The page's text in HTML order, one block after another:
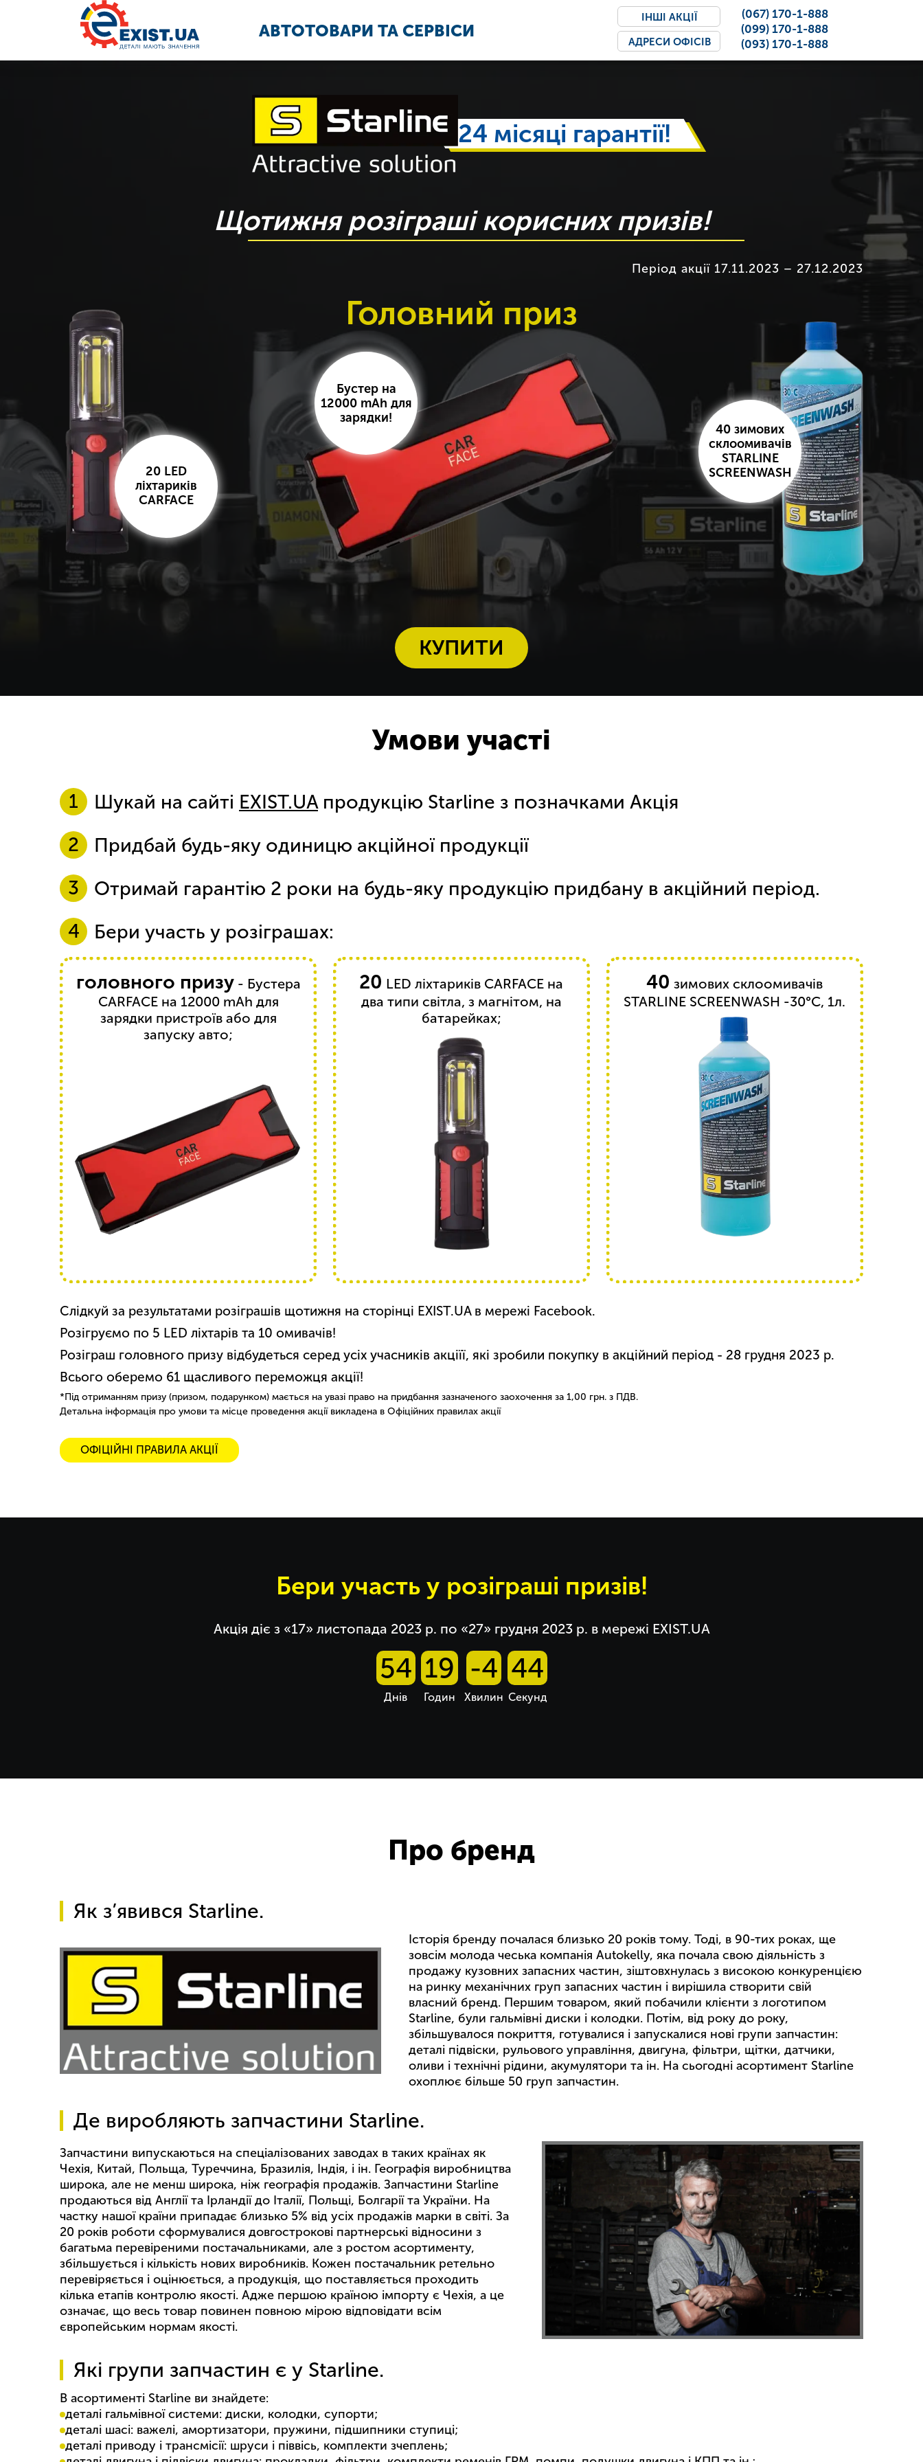
АВТОТОВАРИ ТА СЕРВІСИ
ІНШІ АКЦІЇ
АДРЕСИ ОФІСІВ
(067) 170-1-888
(099) 170-1-888
(093) 170-1-888
24 місяці гарантії!
Щотижня розіграші корисних призів!
Період акції 17.11.2023 – 27.12.2023
20 LED
ліхтариків
CARFACE
Головний приз
Бустер на
12000 mAh для
зарядки!
40 зимових
склоомивачів
STARLINE
SCREENWASH
КУПИТИ
Умови участі
Шукай на сайті EXIST.UAпродукцію Starline з позначками Акція
Придбай будь-яку одиницю акційної продукції
Отримай гарантію 2 роки на будь-яку продукцію придбану в акційний період.
Бери участь у розіграшах:
головного призу- Бустера
CARFACE на 12000 mAh для
зарядки пристроїв або для
запуску авто;
20 LED ліхтариків CARFACE на
два типи світла, з магнітом, на
батарейках;
40 зимових склоомивачів
STARLINE SCREENWASH -30°C, 1л.
Слідкуй за результатами розіграшів щотижня на сторінці EXIST.UA в мережі Facebook.
Розігруємо по 5 LED ліхтарів та 10 омивачів!
Розіграш головного призу відбудеться серед усіх учасників акціїї, які зробили покупку в акційний період - 28 грудня 2023 р.
Всього оберемо 61 щасливого переможця акції!
*Під отриманням призу (призом, подарунком) мається на увазі право на придбання зазначеного заохочення за 1,00 грн. з ПДВ.
Детальна інформація про умови та місце проведення акції викладена в Офіційних правилах акції
ОФІЦІЙНІ ПРАВИЛА АКЦІЇ
Бери участь у розіграші призів!
Акція діє з «17» листопада 2023 р. по «27» грудня 2023 р. в мережі EXIST.UA
54
Днів
19
Годин
-4
Хвилин
44
Секунд
Про бренд
Як з’явився Starline.
Історія бренду почалася близько 20 років тому. Тоді, в 90-тих роках, ще
зовсім молода чеська компанія Autokelly, яка почала свою діяльність з
продажу кузовних запасних частин, зіштовхнулась з високою конкуренцією
на ринку механічних груп запасних частин і вирішила створити свій
власний бренд. Першим товаром, який побачили клієнти з логотипом
Starline, були гальмівні диски і колодки. Потім, від року до року,
збільшувалося покриття, готувалися і запускалися нові групи запчастин:
деталі підвіски, рульового управління, двигуна, фільтри, щітки, датчики,
оливи і технічні рідини, акумулятори та ін. На сьогодні асортимент Starline
охоплює більше 50 груп запчастин.
Де виробляють запчастини Starline.
Запчастини випускаються на спеціалізованих заводах в таких країнах як
Чехія, Китай, Польща, Туреччина, Бразилія, Індія, і ін. Географія виробництва
широка, але не менш широка, ніж географія продажів. Запчастини Starline
продаються від Англії та Ірландії до Італії, Польщі, Болгарії та України. На
частку нашої країни припадає близько 5% від усіх продажів марки в світі. За
20 років роботи сформувалися довгострокові партнерські відносини з
багатьма перевіреними постачальниками, але з ростом асортименту,
збільшується і кількість нових виробників. Кожен постачальник ретельно
перевіряється і оцінюється, а продукція, що поставляється проходить
кілька етапів контролю якості. Адже першою країною імпорту є Чехія, а це
означає, що весь товар повинен повною мірою відповідати всім
європейським нормам якості.
Які групи запчастин є у Starline.
В асортименті Starline ви знайдете:
деталі гальмівної системи: диски, колодки, супорти;
деталі шасі: важелі, амортизатори, пружини, підшипники ступиці;
деталі приводу і трансмісії: шруси і піввісь, комплекти зчеплень;